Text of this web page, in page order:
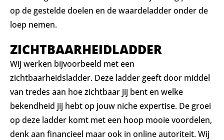
op de gestelde doelen en de waardeladder onder de
loep nemen.
ZICHTBAARHEIDLADDER
Wij werken bijvoorbeeld met een
zichtbaarheidsladder. Deze ladder geeft door middel
van tredes aan hoe zichtbaar jij bent en welke
bekendheid jij hebt op jouw niche expertise. De groei
op deze ladder komt met een hoop mooie voordelen,
denk aan financieel maar ook in online autoriteit. Wij